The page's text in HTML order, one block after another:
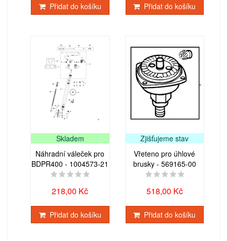
Přidat do košíku Přidat do košíku
Skladem
Náhradní váleček pro
BDPR400 - 1004573-21
218,00 Kč
Přidat do košíku
Zjišťujeme stav
Vřeteno pro úhlové
brusky - 569165-00
518,00 Kč
Přidat do košíku